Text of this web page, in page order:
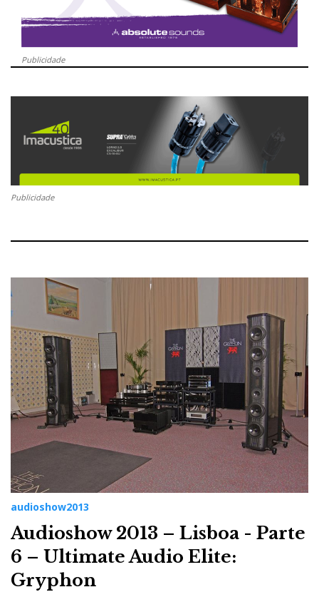
Publicidade
Publicidade
audioshow2013
Audioshow 2013 – Lisboa - Parte
6 – Ultimate Audio Elite:
Gryphon